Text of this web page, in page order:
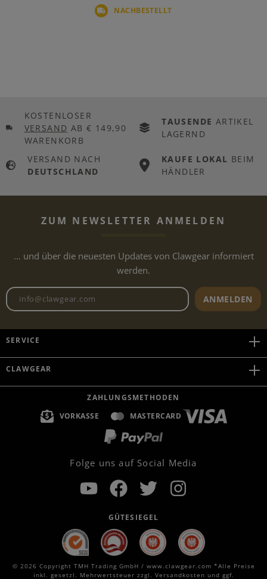
NACHBESTELLT
KOSTENLOSER
VERSAND AB € 149,90
WARENKORB
TAUSENDE ARTIKEL
LAGERND
VERSAND NACH
DEUTSCHLAND
KAUFE LOKAL BEIM
HÄNDLER
ZUM NEWSLETTER ANMELDEN
... und über die neuesten Updates von Clawgear informiert
werden.
Newsletter E-Mail-Adresse
ANMELDEN
SERVICE
CLAWGEAR
ZAHLUNGSMETHODEN
VORKASSE
MASTERCARD
Folge uns auf Social Media
GÜTESIEGEL
© 2026 Copyright TMH Trading GmbH / www.clawgear.com *Alle Preise
inkl. gesetzl. Mehrwertsteuer zzgl. Versandkosten und ggf.